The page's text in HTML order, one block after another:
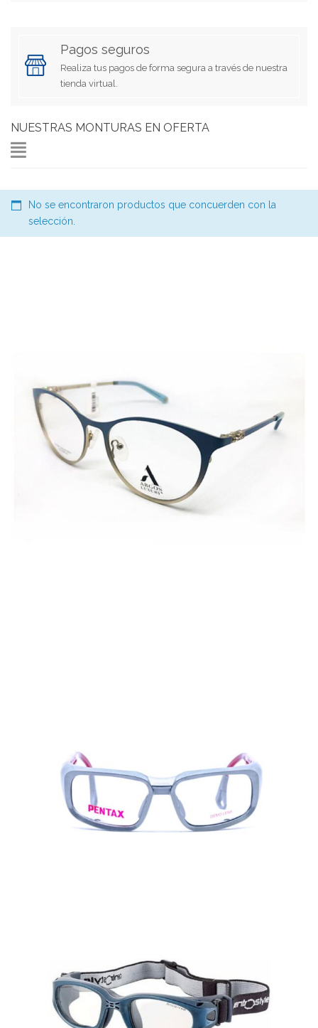
Pagos seguros
Realiza tus pagos de forma segura a través de nuestra
tienda virtual.
NUESTRAS MONTURAS EN OFERTA
No se encontraron productos que concuerden con la
selección.